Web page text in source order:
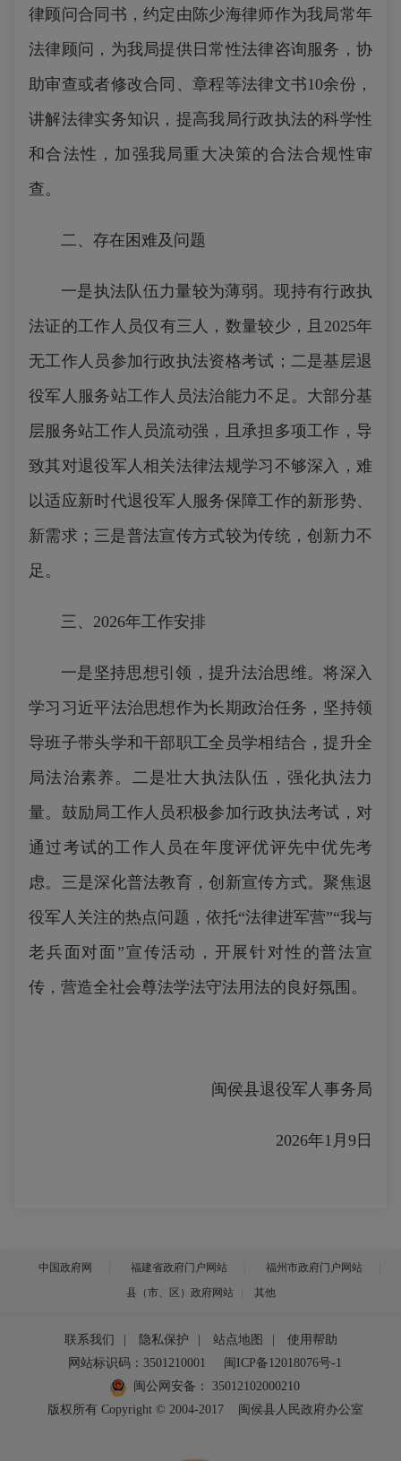
律顾问合同书，约定由陈少海律师作为我局常年
法律顾问，为我局提供日常性法律咨询服务，协
助审查或者修改合同、章程等法律文书10余份，
讲解法律实务知识，提高我局行政执法的科学性
和合法性，加强我局重大决策的合法合规性审
查。
二、存在困难及问题
一是执法队伍力量较为薄弱。现持有行政执
法证的工作人员仅有三人，数量较少，且2025年
无工作人员参加行政执法资格考试；二是基层退
役军人服务站工作人员法治能力不足。大部分基
层服务站工作人员流动强，且承担多项工作，导
致其对退役军人相关法律法规学习不够深入，难
以适应新时代退役军人服务保障工作的新形势、
新需求；三是普法宣传方式较为传统，创新力不
足。
三、2026年工作安排
一是坚持思想引领，提升法治思维。将深入
学习习近平法治思想作为长期政治任务，坚持领
导班子带头学和干部职工全员学相结合，提升全
局法治素养。二是壮大执法队伍，强化执法力
量。鼓励局工作人员积极参加行政执法考试，对
通过考试的工作人员在年度评优评先中优先考
虑。三是深化普法教育，创新宣传方式。聚焦退
役军人关注的热点问题，依托“法律进军营”“我与
老兵面对面”宣传活动，开展针对性的普法宣
传，营造全社会尊法学法守法用法的良好氛围。
闽侯县退役军人事务局
2026年1月9日
中国政府网 福建省政府门户网站
福州市政府门户网站
县（市、区）政府网站
其他
联系我们 隐私保护 站点地图
使用帮助
网站标识码：3501210001
闽ICP备12018076号-1
闽公网安备：
35012102000210
版权所有 Copyright © 2004-2017
闽侯县人民政府办公室